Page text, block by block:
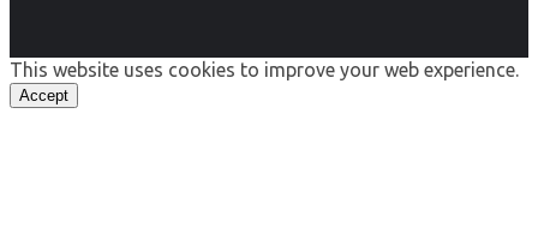
This website uses cookies to improve your web experience.
Accept